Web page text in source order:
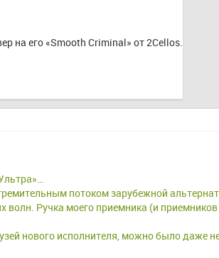
на его «Smooth Criminal» от 2Cellos.
потоком зарубежной
волн. Ручка моего приемника (и
нового исполнителя, можно было даже